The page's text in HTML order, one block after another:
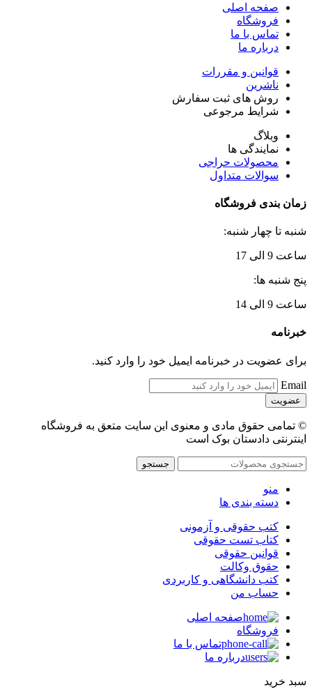
صفحه اصلی
فروشگاه
تماس با ما
درباره ما
قوانین و مقررات
ناشرین
روش های ثبت سفارش
شرایط مرجوعی
وبلاگ
نمایندگی ها
محصولات حراجی
سوالات متداول
زمان بندی فروشگاه
شنبه تا چهار شنبه:
ساعت 9 الی 17
پنج شنبه ها:
ساعت 9 الی 14
خبرنامه
برای عضویت در خبرنامه ایمیل خود را وارد کنید.
Email
© تمامی حقوق مادی و معنوی این سایت متعق به فروشگاه
اینترنتی دادستان بوک است
جستجو
منو
دسته بندی ها
کتب حقوقی و آزمونی
کتاب تست حقوقی
قوانین حقوقی
حقوق وکالت
کتب دانشگاهی و کاربردی
حساب من
صفحه اصلی
فروشگاه
تماس با ما
درباره ما
سبد خرید